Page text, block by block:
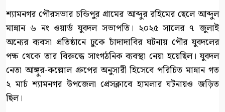
শ্যামনগর পৌরসভার চন্ডিপুর গ্রামের আব্দুর রহিমের ছেলে আব্দুল
মান্নান ৬ নং ওয়ার্ড যুবদল সভাপতি। ২০২৫ সালের ৭ জুলাই
অন্যের ব্যবসা প্রতিষ্ঠানে ঢুকে চাঁদাদাবির ঘটনায় পৌর যুবদলের
পক্ষ থেকে তার বিরুদ্ধে সাংগঠনিক ব্যবস্থা নেয়া হয়েছিল। যুবদল
নেতা আঙ্গুর-কল্লোল গ্রুপের অনুসারী হিসেবে পরিচিত মান্নান গত
২ মার্চ শ্যামনগর উপজেলা প্রেসক্লাবে হামলার ঘটনায়ও জড়িত
ছিল।